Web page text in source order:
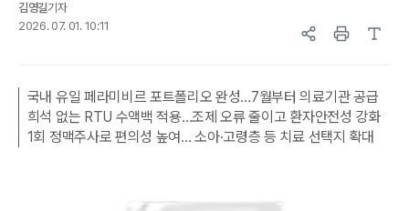
김영길기자
2026. 07. 01. 10:11
국내 유일 페라미비르 포트폴리오 완성…7월부터 의료기관 공급
희석 없는 RTU 수액백 적용…조제 오류 줄이고 환자안전성 강화
1회 정맥주사로 편의성 높여… 소아·고령층 등 치료 선택지 확대